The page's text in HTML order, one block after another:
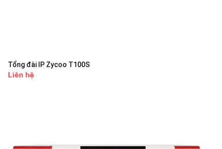
Tổng đài IP Zycoo T100S
Liên hệ